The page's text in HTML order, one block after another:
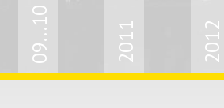
09...10 2011 2012